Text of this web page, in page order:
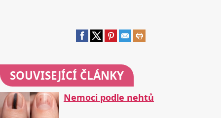
SOUVISEJÍCÍ ČLÁNKY
Nemoci podle nehtů